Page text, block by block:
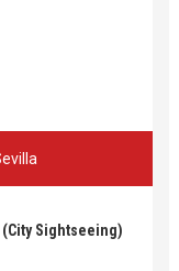
Sightseeing)